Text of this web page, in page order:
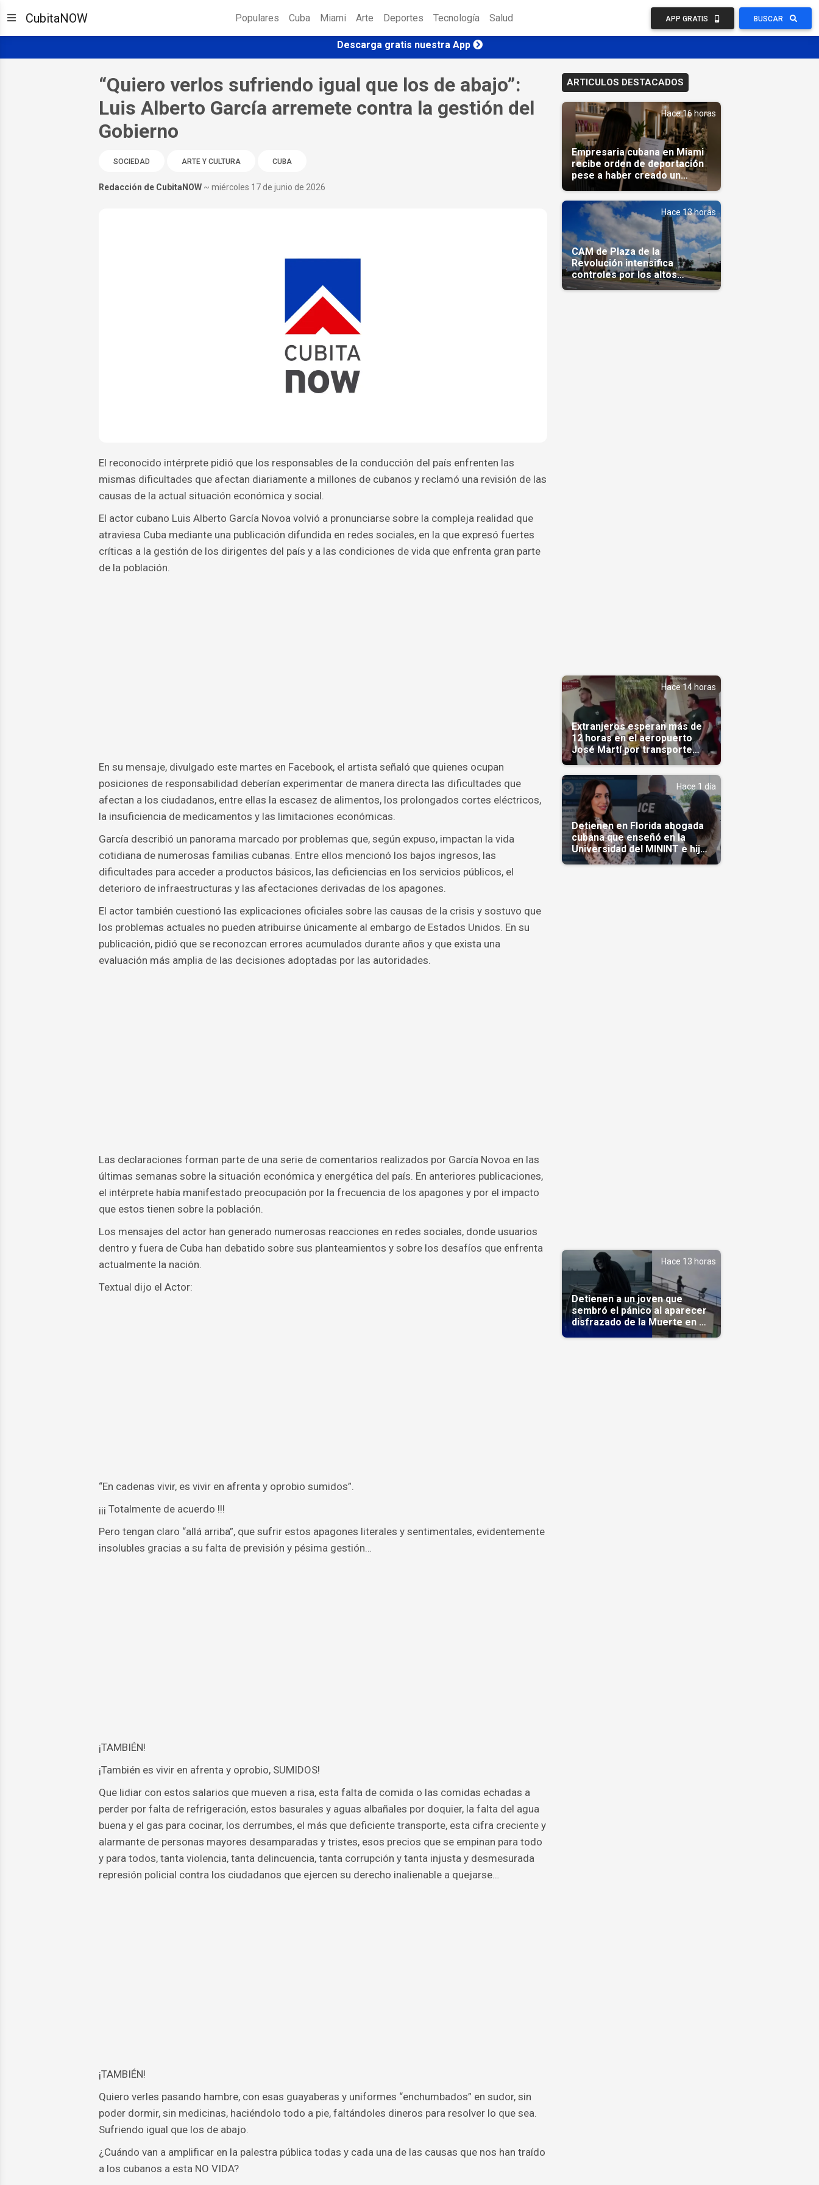
CubitaNOW Populares Cuba Miami Arte Deportes Tecnología Salud APP GRATIS BUSCAR
Descarga gratis nuestra App
“Quiero verlos sufriendo igual que los de abajo”:
Luis Alberto García arremete contra la gestión del
Gobierno
SOCIEDAD ARTE Y CULTURA CUBA
Redacción de CubitaNOW ~ miércoles 17 de junio de 2026
El reconocido intérprete pidió que los responsables de la conducción del país enfrenten las
mismas dificultades que afectan diariamente a millones de cubanos y reclamó una revisión de las
causas de la actual situación económica y social.
El actor cubano Luis Alberto García Novoa volvió a pronunciarse sobre la compleja realidad que
atraviesa Cuba mediante una publicación difundida en redes sociales, en la que expresó fuertes
críticas a la gestión de los dirigentes del país y a las condiciones de vida que enfrenta gran parte
de la población.
En su mensaje, divulgado este martes en Facebook, el artista señaló que quienes ocupan
posiciones de responsabilidad deberían experimentar de manera directa las dificultades que
afectan a los ciudadanos, entre ellas la escasez de alimentos, los prolongados cortes eléctricos,
la insuficiencia de medicamentos y las limitaciones económicas.
García describió un panorama marcado por problemas que, según expuso, impactan la vida
cotidiana de numerosas familias cubanas. Entre ellos mencionó los bajos ingresos, las
dificultades para acceder a productos básicos, las deficiencias en los servicios públicos, el
deterioro de infraestructuras y las afectaciones derivadas de los apagones.
El actor también cuestionó las explicaciones oficiales sobre las causas de la crisis y sostuvo que
los problemas actuales no pueden atribuirse únicamente al embargo de Estados Unidos. En su
publicación, pidió que se reconozcan errores acumulados durante años y que exista una
evaluación más amplia de las decisiones adoptadas por las autoridades.
Las declaraciones forman parte de una serie de comentarios realizados por García Novoa en las
últimas semanas sobre la situación económica y energética del país. En anteriores publicaciones,
el intérprete había manifestado preocupación por la frecuencia de los apagones y por el impacto
que estos tienen sobre la población.
Los mensajes del actor han generado numerosas reacciones en redes sociales, donde usuarios
dentro y fuera de Cuba han debatido sobre sus planteamientos y sobre los desafíos que enfrenta
actualmente la nación.
Textual dijo el Actor:
“En cadenas vivir, es vivir en afrenta y oprobio sumidos”.
¡¡¡ Totalmente de acuerdo !!!
Pero tengan claro “allá arriba”, que sufrir estos apagones literales y sentimentales, evidentemente
insolubles gracias a su falta de previsión y pésima gestión…
¡TAMBIÉN!
¡También es vivir en afrenta y oprobio, SUMIDOS!
Que lidiar con estos salarios que mueven a risa, esta falta de comida o las comidas echadas a
perder por falta de refrigeración, estos basurales y aguas albañales por doquier, la falta del agua
buena y el gas para cocinar, los derrumbes, el más que deficiente transporte, esta cifra creciente y
alarmante de personas mayores desamparadas y tristes, esos precios que se empinan para todo
y para todos, tanta violencia, tanta delincuencia, tanta corrupción y tanta injusta y desmesurada
represión policial contra los ciudadanos que ejercen su derecho inalienable a quejarse…
¡TAMBIÉN!
Quiero verles pasando hambre, con esas guayaberas y uniformes “enchumbados” en sudor, sin
poder dormir, sin medicinas, haciéndolo todo a pie, faltándoles dineros para resolver lo que sea.
Sufriendo igual que los de abajo.
¿Cuándo van a amplificar en la palestra pública todas y cada una de las causas que nos han traído
a los cubanos a esta NO VIDA?
ARTICULOS DESTACADOS
Hace 16 horas
Empresaria cubana en Miami
recibe orden de deportación
pese a haber creado un
Hace 13 horas
CAM de Plaza de la
Revolución intensifica
controles por los altos
precios en las Mipymes
Hace 14 horas
Extranjeros esperan más de
12 horas en el aeropuerto
José Martí por transporte
reservado semanas
antes(Video)
Hace 1 día
Detienen en Florida abogada
cubana que enseñó en la
Universidad del MININT e hija
de diplomático cubano
Hace 13 horas
Detienen a un joven que
sembró el pánico al aparecer
disfrazado de la Muerte en un